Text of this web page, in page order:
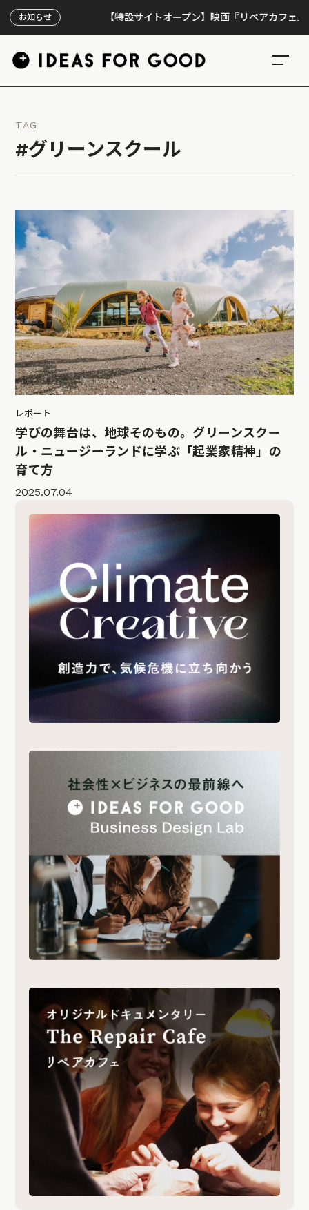
お知らせ 【特設サイトオープン】映画『リペアカフェ』、上
TAG
#グリーンスクール
レポート
学びの舞台は、地球そのもの。グリーンスクー
ル・ニュージーランドに学ぶ「起業家精神」の
育て方
2025.07.04